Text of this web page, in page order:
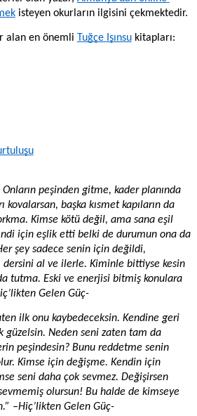
isteyen okurların ilgisini çekmektedir.
alan en önemli Tuğçe Işınsu kitapları:
peşinden gitme, kader planında
kovalarsan, başka kısmet kapıların da
Kimse kötü değil, ama sana eşil
için eşlik etti belki de durumun ona da
şey sadece senin için değildi,
dersini al ve ilerle. Kiminle bittiyse kesin
tutma. Eski ve enerjisi bitmiş konulara
Gelen Güç-
ilk onu kaybedeceksin. Kendine geri
güzelsin. Neden seni zaten tam da
peşindesin? Bunu reddetme senin
Kimse için değişme. Kendin için
seni daha çok sevmez. Değişirsen
olursun! Bu halde de kimseye
–Hiç’likten Gelen Güç-